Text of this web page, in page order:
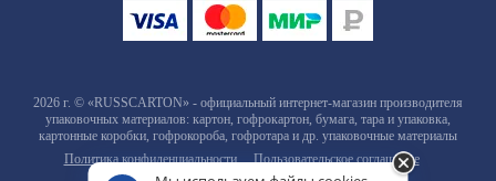
2026 г. © «RUSSCARTON» - официальный интернет-магазин производителя
упаковочных материалов: картон, гофрокартон, бумага, тара и упаковка,
картонные коробки, гофрокороба, гофротара и др. упаковочные материалы
Политика конфиденциальности
Пользовательское соглашение